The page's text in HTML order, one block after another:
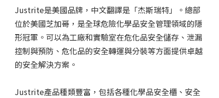
Justrite是美國品牌，中文翻譯是「杰斯瑞特」。總部
位於美國芝加哥，是全球危險化學品安全管理領域的隱
形冠軍。可以為工廠和實驗室在危化品安全儲存、泄漏
控制與預防、危化品的安全轉運與分裝等方面提供卓越
的安全解決方案。
Justrite產品種類豐富，包括各種化學品安全櫃、安全